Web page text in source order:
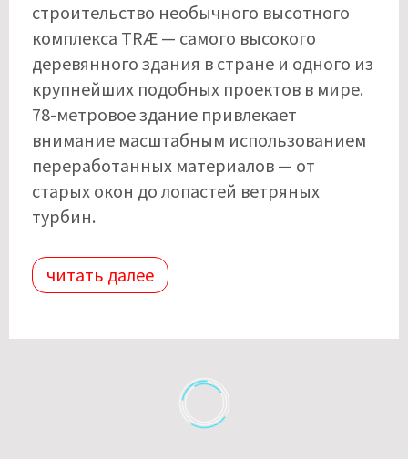
строительство необычного высотного
комплекса TRÆ — самого высокого
деревянного здания в стране и одного из
крупнейших подобных проектов в мире.
78-метровое здание привлекает
внимание масштабным использованием
переработанных материалов — от
старых окон до лопастей ветряных
турбин.
читать далее